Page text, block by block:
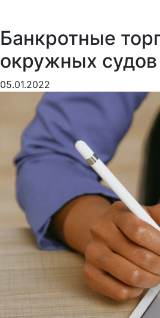
Банкротные
окружных судов
05.01.2022